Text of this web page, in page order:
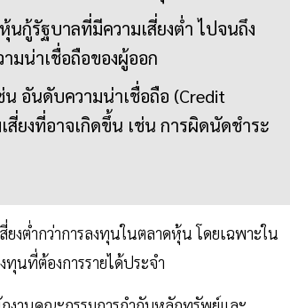
กู้รัฐบาลที่มีความเสี่ยงต่ำ ไปจนถึง
มน่าเชื่อถือของผู้ออก
อันดับความน่าเชื่อถือ (Credit
สี่ยงที่อาจเกิดขึ้น เช่น การผิดนัดชำระ
งต่ำกว่าการลงทุนในตลาดหุ้น โดยเฉพาะใน
นที่ต้องการรายได้ประจำ